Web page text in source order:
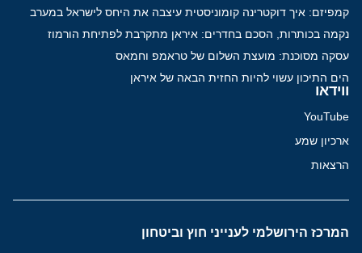
קמפיזם: איך דוקטרינה קומוניסטית עיצבה את היחס לישראל במערב
נקמה בכותרות, הסכם בחדרים: איראן מתקרבת לפתיחת הורמוז
עסקה מסוכנת: מועצת השלום של טראמפ וחמאס
הים התיכון עשוי להיות החזית הבאה של איראן
ווידאו
YouTube
ארכיון שמע
הרצאות
המרכז הירושלמי לענייני חוץ וביטחון